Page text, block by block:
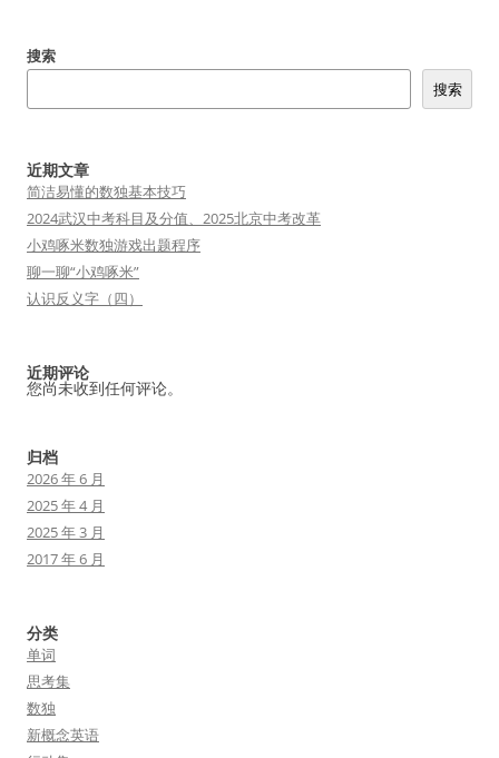
搜索
搜索
近期文章
简洁易懂的数独基本技巧
2024武汉中考科目及分值、2025北京中考改革
小鸡啄米数独游戏出题程序
聊一聊“小鸡啄米”
认识反义字（四）
近期评论
您尚未收到任何评论。
归档
2026 年 6 月
2025 年 4 月
2025 年 3 月
2017 年 6 月
分类
单词
思考集
数独
新概念英语